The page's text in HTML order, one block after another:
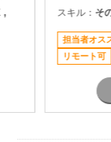
断
,
成
スキル： そ
担当者オス
リモート可